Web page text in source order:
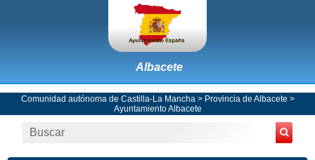
Albacete
Comunidad autónoma de Castilla-La Mancha > Provincia de Albacete >
Ayuntamiento Albacete